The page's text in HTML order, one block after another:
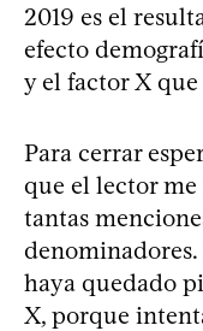
2019 es el
efecto
y el factor X
Para cerrar
que el lector
tantas
denominadores.
haya quedado
X, porque